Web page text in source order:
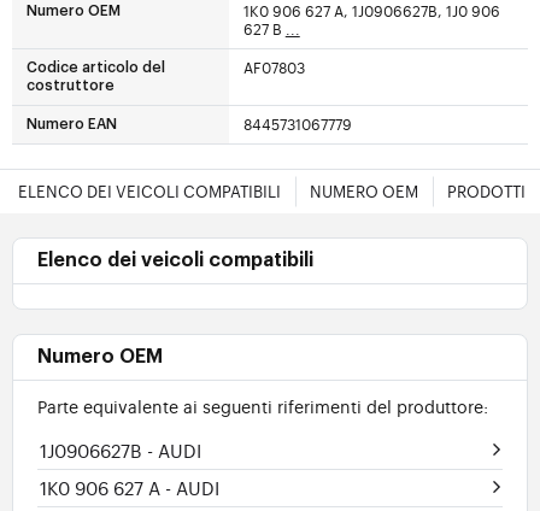
Numero OEM
1K0 906 627 A, 1J0906627B, 1J0 906
627 B ...
Codice articolo del
costruttore
AF07803
Numero EAN 8445731067779
ELENCO DEI VEICOLI COMPATIBILI NUMERO OEM PRODOTTI
Elenco dei veicoli compatibili
Numero OEM
Parte equivalente ai seguenti riferimenti del produttore:
1J0906627B - AUDI
1K0 906 627 A - AUDI